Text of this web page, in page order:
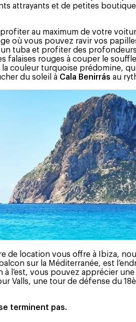
attrayants et de petites
au maximum de votre
où vous pouvez ravir vos
tuba et profiter des
falaises rouges à couper le
couleur turquoise prédomine,
du soleil à Cala Benirrás au
location vous offre à Ibiza,
sur la Méditerranée, est
l’est, vous pouvez apprécier
une tour de défense du
terminent pas.